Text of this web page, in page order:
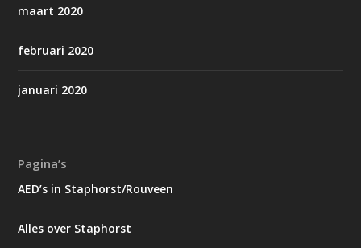
maart 2020
februari 2020
januari 2020
Pagina’s
AED’s in Staphorst/Rouveen
Alles over Staphorst